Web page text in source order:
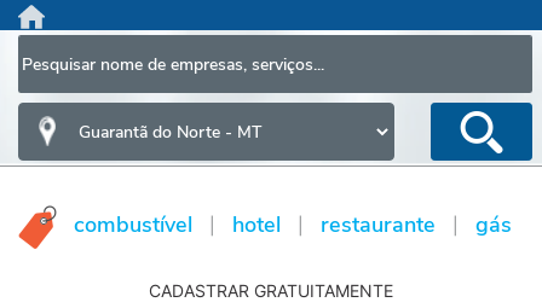
HOME
AGENDA DE EMPREGO
CLASSIFICADOS
combustível hotel restaurante gás
CADASTRAR GRATUITAMENTE